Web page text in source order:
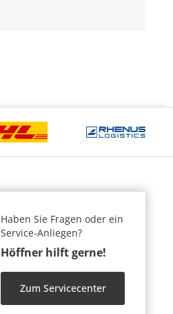
Haben Sie Fragen oder ein
Service-Anliegen?
Höffner hilft gerne!
Zum Servicecenter